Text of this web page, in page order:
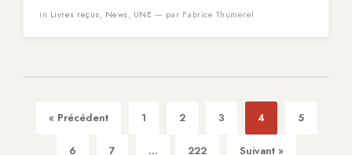
in Livres reçus, News, UNE — par Fabrice Thumerel
« Précédent 1 2 3 4 5
6 7 ... 222 Suivant »